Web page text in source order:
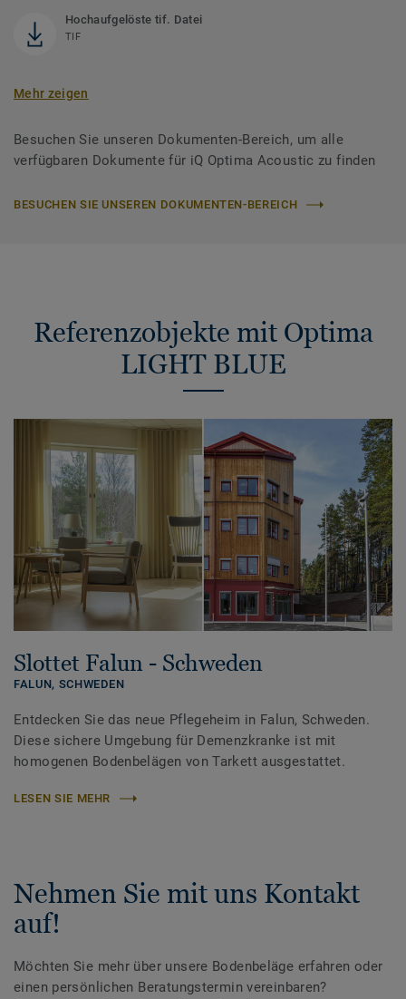
Hochaufgelöste tif. Datei
TIF
Mehr zeigen
Besuchen Sie unseren Dokumenten-Bereich, um alle
verfügbaren Dokumente für iQ Optima Acoustic zu finden
BESUCHEN SIE UNSEREN DOKUMENTEN-BEREICH
Referenzobjekte mit Optima
LIGHT BLUE
Slottet Falun - Schweden
FALUN, SCHWEDEN
Entdecken Sie das neue Pflegeheim in Falun, Schweden.
Diese sichere Umgebung für Demenzkranke ist mit
homogenen Bodenbelägen von Tarkett ausgestattet.
LESEN SIE MEHR
Nehmen Sie mit uns Kontakt
auf!
Möchten Sie mehr über unsere Bodenbeläge erfahren oder
einen persönlichen Beratungstermin vereinbaren?